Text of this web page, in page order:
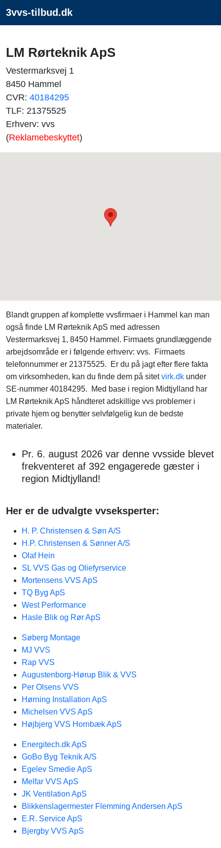
3vvs-tilbud.dk
LM Rørteknik ApS
Vestermarksvej 1
8450 Hammel
CVR: 40184295
TLF: 21375525
Erhverv: vvs
(Reklamebeskyttet)
Blandt gruppen af komplette vvsfirmaer i Hammel kan man
også finde LM Rørteknik ApS med adressen
Vestermarksvej 1, 8450 Hammel. Firmaets grundlæggende
arbejdsområde er i følgende erhverv: vvs. Firmaets
telefonnummer er 21375525. Er du på jagt efter flere fakta
om virksomheden, kan du finde dem på sitetvirk.dk under
SE-nummer 40184295. Med base i region Midtjylland har
LM Rørteknik ApS håndteret adskillige vvs problemer i
private hjem og benytter selvfølgelig kun de bedste
materialer.
Pr. 6. august 2026 var denne vvsside blevet
frekventeret af 392 engagerede gæster i
region Midtjylland!
Her er de udvalgte vvseksperter:
H. P. Christensen & Søn A/S
H.P. Christensen & Sønner A/S
Olaf Hein
SL VVS Gas og Oliefyrservice
Mortensens VVS ApS
TQ Byg ApS
West Performance
Hasle Blik og Rør ApS
Søberg Montage
MJ VVS
Rap VVS
Augustenborg-Hørup Blik & VVS
Per Olsens VVS
Hørning Installation ApS
Michelsen VVS ApS
Højbjerg VVS Hornbæk ApS
Energitech.dk ApS
GoBo Byg Teknik A/S
Egelev Smedie ApS
Melfar VVS ApS
JK Ventilation ApS
Blikkenslagermester Flemming Andersen ApS
E.R. Service ApS
Bjergby VVS ApS